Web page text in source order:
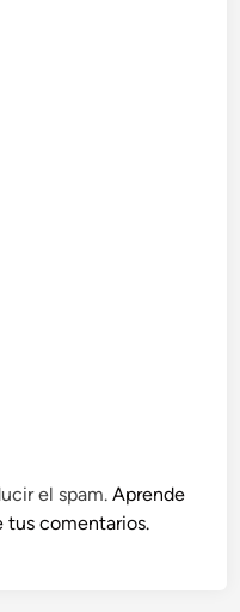
el spam.Aprende
tus comentarios.